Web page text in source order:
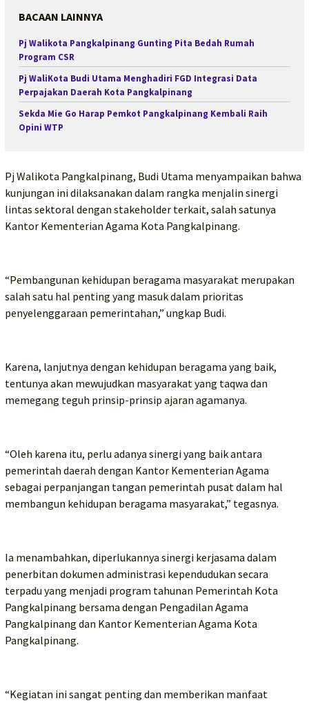
BACAAN LAINNYA
Pj Walikota Pangkalpinang Gunting Pita Bedah Rumah
Program CSR
Pj WaliKota Budi Utama Menghadiri FGD Integrasi Data
Perpajakan Daerah Kota Pangkalpinang
Sekda Mie Go Harap Pemkot Pangkalpinang Kembali Raih
Opini WTP
Pj Walikota Pangkalpinang, Budi Utama menyampaikan bahwa
kunjungan ini dilaksanakan dalam rangka menjalin sinergi
lintas sektoral dengan stakeholder terkait, salah satunya
Kantor Kementerian Agama Kota Pangkalpinang.
“Pembangunan kehidupan beragama masyarakat merupakan
salah satu hal penting yang masuk dalam prioritas
penyelenggaraan pemerintahan,” ungkap Budi.
Karena, lanjutnya dengan kehidupan beragama yang baik,
tentunya akan mewujudkan masyarakat yang taqwa dan
memegang teguh prinsip-prinsip ajaran agamanya.
“Oleh karena itu, perlu adanya sinergi yang baik antara
pemerintah daerah dengan Kantor Kementerian Agama
sebagai perpanjangan tangan pemerintah pusat dalam hal
membangun kehidupan beragama masyarakat,” tegasnya.
Ia menambahkan, diperlukannya sinergi kerjasama dalam
penerbitan dokumen administrasi kependudukan secara
terpadu yang menjadi program tahunan Pemerintah Kota
Pangkalpinang bersama dengan Pengadilan Agama
Pangkalpinang dan Kantor Kementerian Agama Kota
Pangkalpinang.
“Kegiatan ini sangat penting dan memberikan manfaat